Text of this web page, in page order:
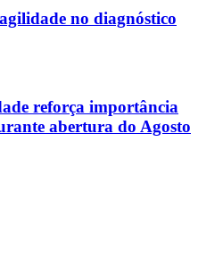
no diagnóstico
reforça importância
abertura do Agosto